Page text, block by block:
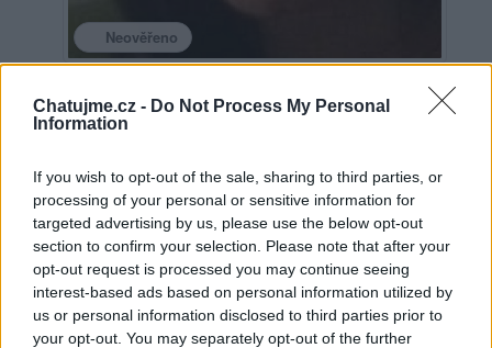
Chatujme.cz - Do Not Process My Personal
Information
If you wish to opt-out of the sale, sharing to third parties, or
processing of your personal or sensitive information for
targeted advertising by us, please use the below opt-out
section to confirm your selection. Please note that after your
opt-out request is processed you may continue seeing
interest-based ads based on personal information utilized by
us or personal information disclosed to third parties prior to
your opt-out. You may separately opt-out of the further
Neověřeno
1 uživateli se líbí
Neověřený profil
Tento uživatel zatím neprokázal svou identitu ověřovací
fotografií. U neověřených profilů nelze zaručit, že fotografie a
údaje odpovídají skutečné osobě.